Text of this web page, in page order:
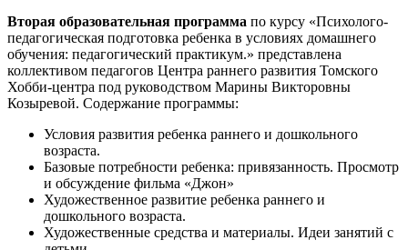
Вторая образовательная программа по курсу «Психолого-
педагогическая подготовка ребенка в условиях домашнего
обучения: педагогический практикум.» представлена
коллективом педагогов Центра раннего развития Томского
Хобби-центра под руководством Марины Викторовны
Козыревой. Содержание программы:
Условия развития ребенка раннего и дошкольного
возраста.
Базовые потребности ребенка: привязанность. Просмотр
и обсуждение фильма «Джон»
Художественное развитие ребенка раннего и
дошкольного возраста.
Художественные средства и материалы. Идеи занятий с